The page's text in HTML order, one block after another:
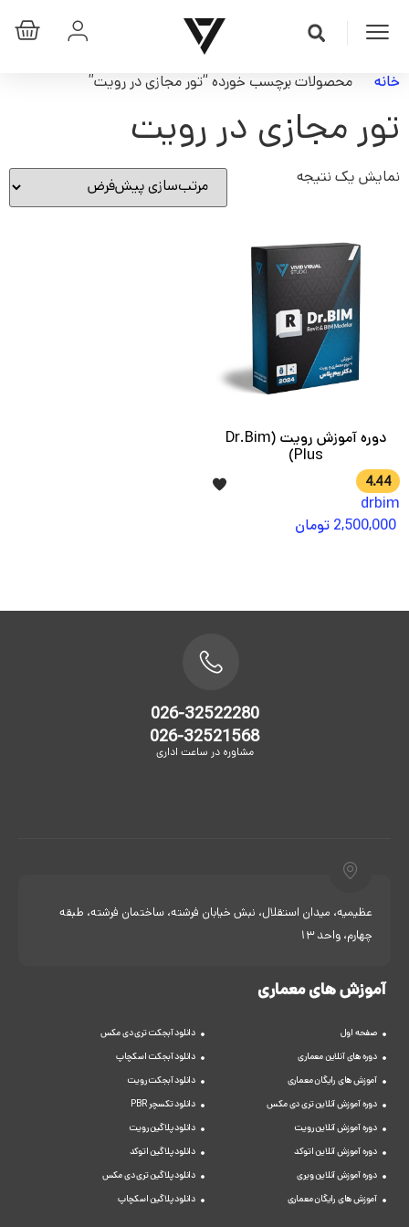
خانه محصولات برچسب خورده “تور مجازی در رویت”
تور مجازی در رویت
نمایش یک نتیجه
دوره آموزش رویت (Dr.Bim
Plus)
4.44
drbim
2,500,000 تومان
026-32522280
026-32521568
مشاوره در ساعت اداری
عظیمیه، میدان استقلال، نبش خیابان فرشته، ساختمان فرشته، طبقه
چهارم، واحد 13
آموزش های معماری
صفحه اول
دوره های آنلاین معماری
آموزش های رایگان معماری
دوره آموزش آنلاین تری دی مکس
دوره آموزش آنلاین رویت
دوره آموزش آنلاین اتوکد
دوره آموزش آنلاین ویری
آموزش های رایگان معماری
دانلود آبجکت تری دی مکس
دانلود آبجکت اسکچاپ
دانلود آبجکت رویت
دانلود تکسچر PBR
دانلود پلاگین رویت
دانلود پلاگین اتوکد
دانلود پلاگین تری دی مکس
دانلود پلاگین اسکچاپ